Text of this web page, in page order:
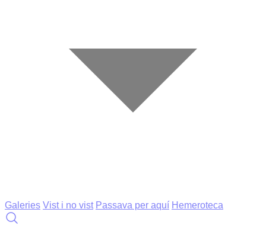
Galeries Vist i no vist Passava per aquí Hemeroteca